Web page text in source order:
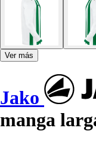
Ver más
Jako
manga